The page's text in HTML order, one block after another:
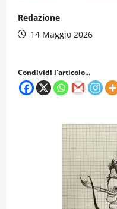
Redazione
14 Maggio 2026
Condividi l'articolo...